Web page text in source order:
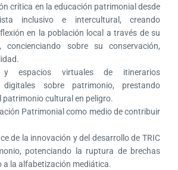
crítica en la educación patrimonial desde
inclusivo e intercultural, creando
en la población local a través de su
concienciando sobre su conservación,
espacios virtuales de itinerarios
digitales sobre patrimonio, prestando
patrimonio cultural en peligro.
Patrimonial como medio de contribuir
de la innovación y del desarrollo de TRIC
potenciando la ruptura de brechas
a la alfabetización mediática.